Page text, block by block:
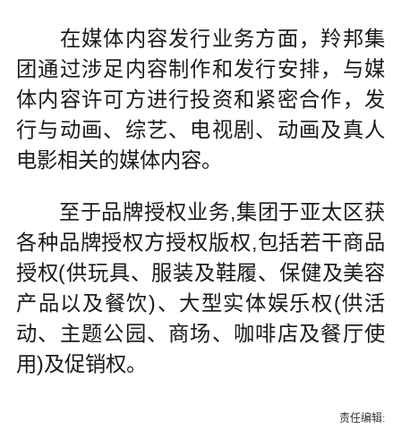
在媒体内容发行业务方面，羚邦集
团通过涉足内容制作和发行安排，与媒
体内容许可方进行投资和紧密合作，发
行与动画、综艺、电视剧、动画及真人
电影相关的媒体内容。
至于品牌授权业务,集团于亚太区获
各种品牌授权方授权版权,包括若干商品
授权(供玩具、服装及鞋履、保健及美容
产品以及餐饮)、大型实体娱乐权(供活
动、主题公园、商场、咖啡店及餐厅使
用)及促销权。
责任编辑: